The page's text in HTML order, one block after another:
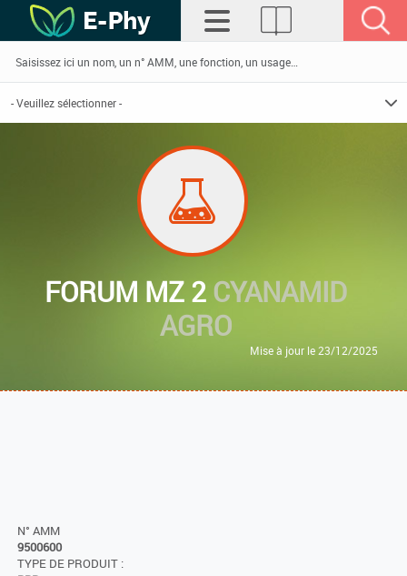
FORUM MZ 2CYANAMID
AGRO
Mise à jour le 23/12/2025
N° AMM
9500600
TYPE DE PRODUIT :